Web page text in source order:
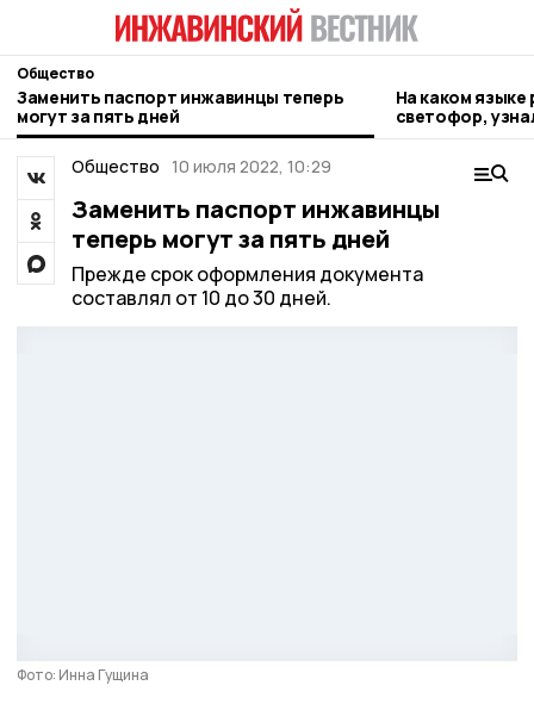
Общество
Заменить паспорт инжавинцы теперь
могут за пять дней
На каком языке
светофор,
Общество 10 июля 2022, 10:29
Заменить паспорт инжавинцы
теперь могут за пять дней
Прежде срок оформления документа
составлял от 10 до 30 дней.
Фото: Инна Гущина